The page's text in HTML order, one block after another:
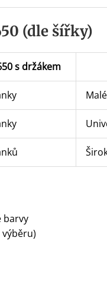
(dle šířky)
s držákem
barvy